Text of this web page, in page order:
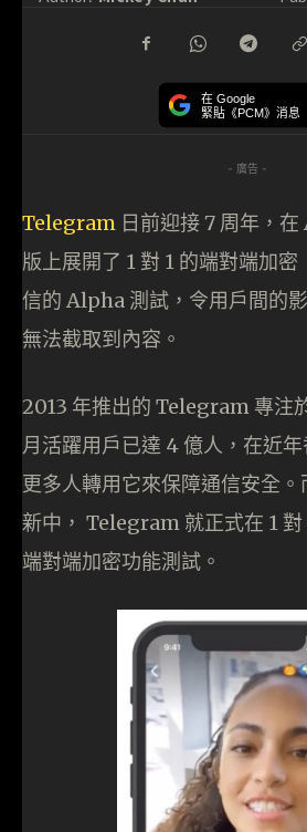
在 Google
緊貼《PCM》消息
- 廣告 -
Telegram 日前迎接 7 周年，
版上展開了 1 對 1 的端對端加密
信的 Alpha 測試，令用戶間的
無法截取到內容。
2013 年推出的 Telegram 專注
月活躍用戶已達 4 億人，在近
更多人轉用它來保障通信安全。
新中， Telegram 就正式在 1 對
端對端加密功能測試。